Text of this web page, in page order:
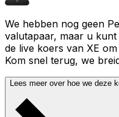
We hebben nog geen
valutapaar, maar u
de live koers van XE
Kom snel terug, we
Lees meer over hoe we deze